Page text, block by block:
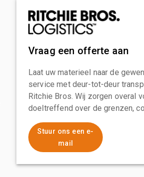
Vraag een offerte aan
Laat uw materieel naar de
service met deur-tot-deur
Ritchie Bros. Wij zorgen overal
doeltreffend over de grenzen,
Stuur ons een e-
mail